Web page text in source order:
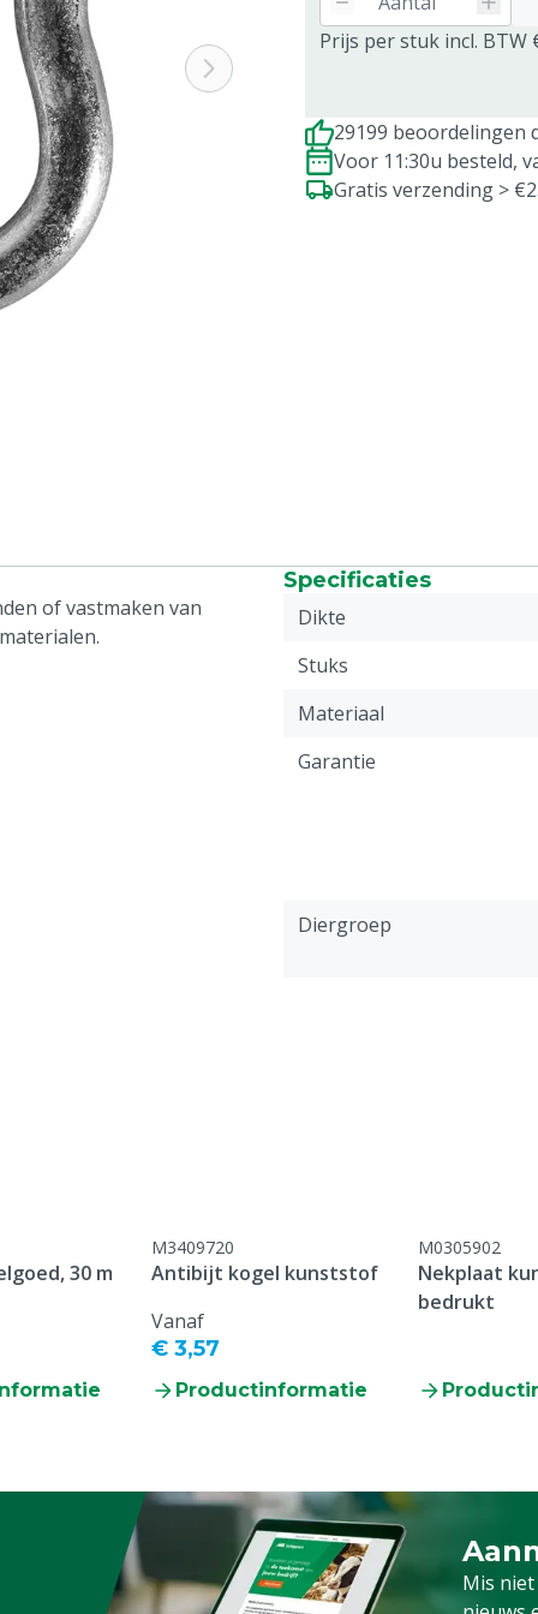
Prijs per stuk incl. BTW
29199 beoordelingen
Voor 11:30u besteld,
Gratis verzending >
of vastmaken van
Specificaties
Dikte
Stuks
Materiaal
Garantie
Diergroep
30 m
M3409720
Antibijt kogel kunststof
Vanaf
€ 3,57
Productinformatie
M0305902
Nekplaat
bedrukt
Mis
Schrijf